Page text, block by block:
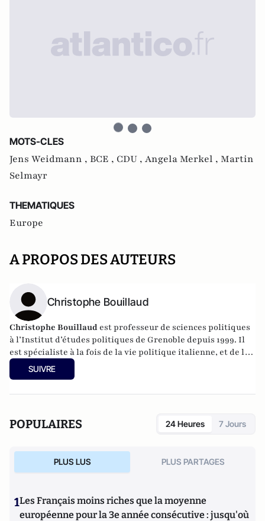
MOTS-CLES
Jens Weidmann , BCE , CDU , Angela Merkel , Martin
Selmayr
THEMATIQUES
Europe
A PROPOS DES AUTEURS
Christophe Bouillaud
Christophe Bouillaud est professeur de sciences politiques
à l’Institut d’études politiques de Grenoble depuis 1999. Il
est spécialiste à la fois de la vie politique italienne, et de la
vie politique européenne, en particulier sous l’angle des
partis.
SUIVRE
POPULAIRES 24 Heures 7 Jours
PLUS LUS PLUS PARTAGES
1Les Français moins riches que la moyenne
européenne pour la 3e année consécutive : jusqu'où